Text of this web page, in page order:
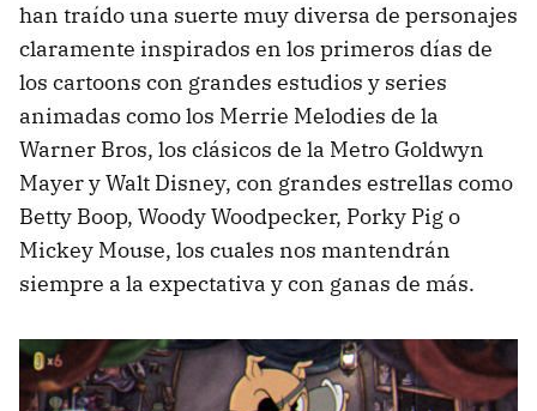
han traído una suerte muy diversa de personajes
claramente inspirados en los primeros días de
los cartoons con grandes estudios y series
animadas como los Merrie Melodies de la
Warner Bros, los clásicos de la Metro Goldwyn
Mayer y Walt Disney, con grandes estrellas como
Betty Boop, Woody Woodpecker, Porky Pig o
Mickey Mouse, los cuales nos mantendrán
siempre a la expectativa y con ganas de más.